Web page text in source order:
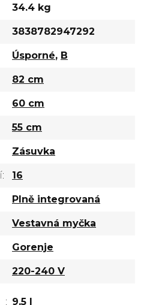
34.4 kg
3838782947292
Úsporné, B
82 cm
60 cm
55 cm
Zásuvka
: 16
Plně integrovaná
Vestavná myčka
Gorenje
220-240 V
: 9,5 l